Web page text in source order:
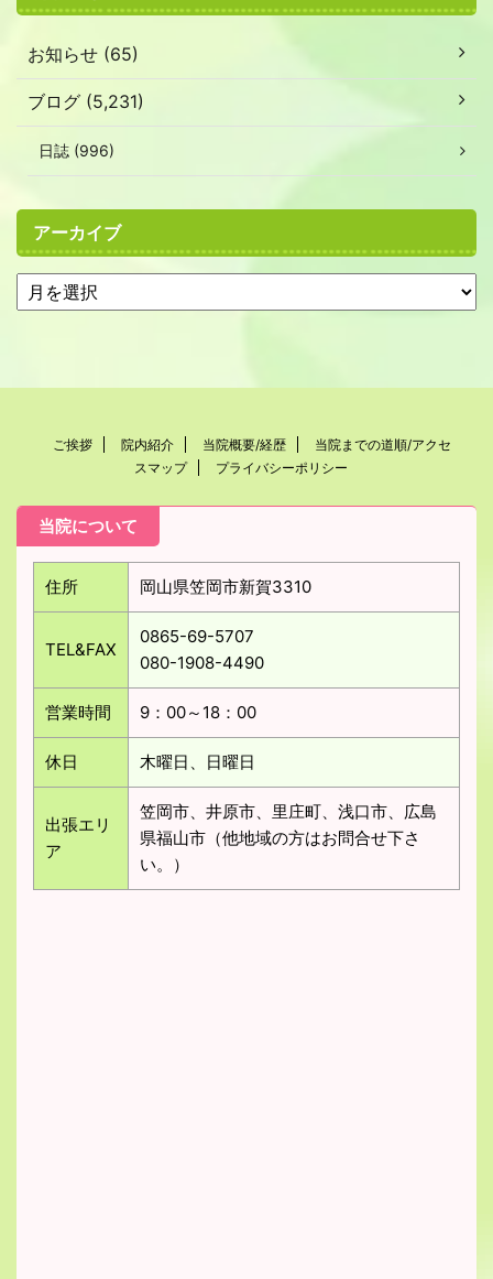
お知らせ (65)
ブログ (5,231)
日誌 (996)
アーカイブ
ご挨拶 院内紹介 当院概要/経歴
当院までの道順/アクセ
スマップ
プライバシーポリシー
当院について
住所 岡山県笠岡市新賀3310
TEL&FAX
0865-69-5707
080-1908-4490
営業時間 9：00～18：00
休日 木曜日、日曜日
出張エリ
ア
笠岡市、井原市、里庄町、浅口市、広島
県福山市（他地域の方はお問合せ下さ
い。）